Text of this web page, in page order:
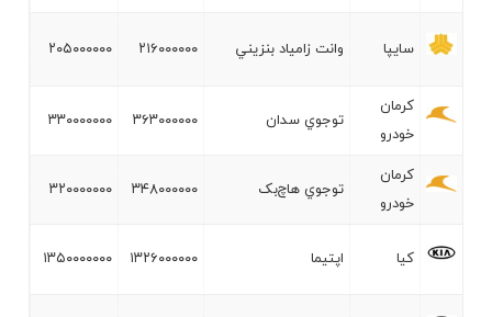
سايپا وانت زامياد بنزيني ۲۱۶۰۰۰۰۰۰ ۲۰۵۰۰۰۰۰۰
کرمان
خودرو
توجوي سدان ۳۶۳۰۰۰۰۰۰ ۳۳۰۰۰۰۰۰۰
کرمان
خودرو
توجوي هاچ‌بک ۳۴۸۰۰۰۰۰۰ ۳۲۰۰۰۰۰۰۰
کيا اپتيما ۱۳۲۶۰۰۰۰۰۰ ۱۳۵۰۰۰۰۰۰۰